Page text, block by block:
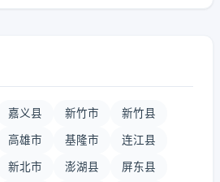
嘉义县 新竹市 新竹县
高雄市 基隆市 连江县
新北市 澎湖县 屏东县